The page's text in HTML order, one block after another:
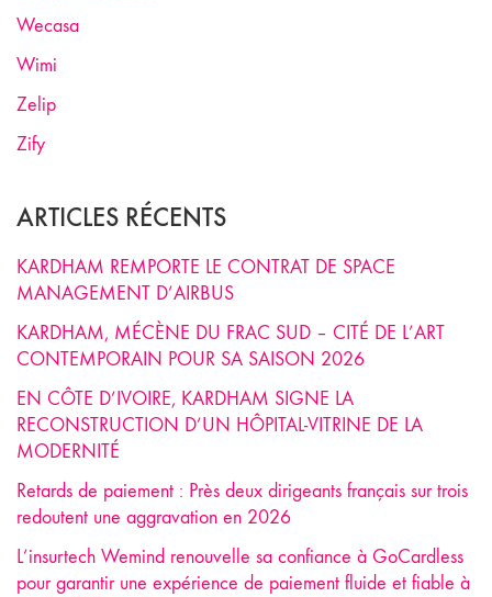
Wecasa
Wimi
Zelip
Zify
ARTICLES RÉCENTS
KARDHAM REMPORTE LE CONTRAT DE SPACE
MANAGEMENT D’AIRBUS
KARDHAM, MÉCÈNE DU FRAC SUD – CITÉ DE L’ART
CONTEMPORAIN POUR SA SAISON 2026
EN CÔTE D’IVOIRE, KARDHAM SIGNE LA
RECONSTRUCTION D’UN HÔPITAL-VITRINE DE LA
MODERNITÉ
Retards de paiement : Près deux dirigeants français sur trois
redoutent une aggravation en 2026
L’insurtech Wemind renouvelle sa confiance à GoCardless
pour garantir une expérience de paiement fluide et fiable à